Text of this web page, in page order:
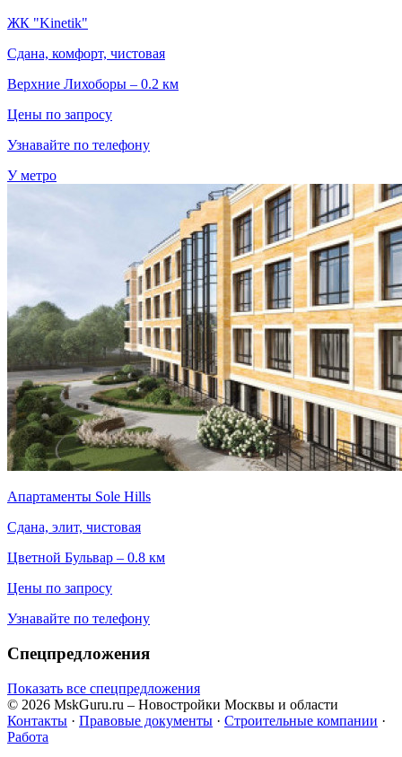
ЖК "Kinetik"
Сдана, комфорт, чистовая
Верхние Лихоборы – 0.2 км
Цены по запросу
Узнавайте по телефону
У метро
Апартаменты Sole Hills
Сдана, элит, чистовая
Цветной Бульвар – 0.8 км
Цены по запросу
Узнавайте по телефону
Спецпредложения
Показать все спецпредложения
© 2026 MskGuru.ru – Новостройки Москвы и области
Контакты · Правовые документы · Строительные компании ·
Работа